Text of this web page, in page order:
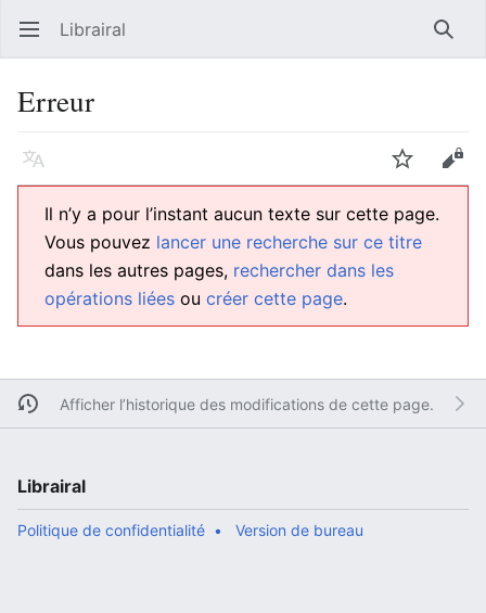
Ouvrir le menu principal Librairal
Erreur
Langue Suivre
Il n’y a pour l’instant aucun texte sur cette page.
Vous pouvez lancer une recherche sur ce titre
dans les autres pages, rechercher dans les
opérations liées ou créer cette page.
Afficher l’historique des modifications de cette page.
Librairal
Politique de confidentialité Version de bureau